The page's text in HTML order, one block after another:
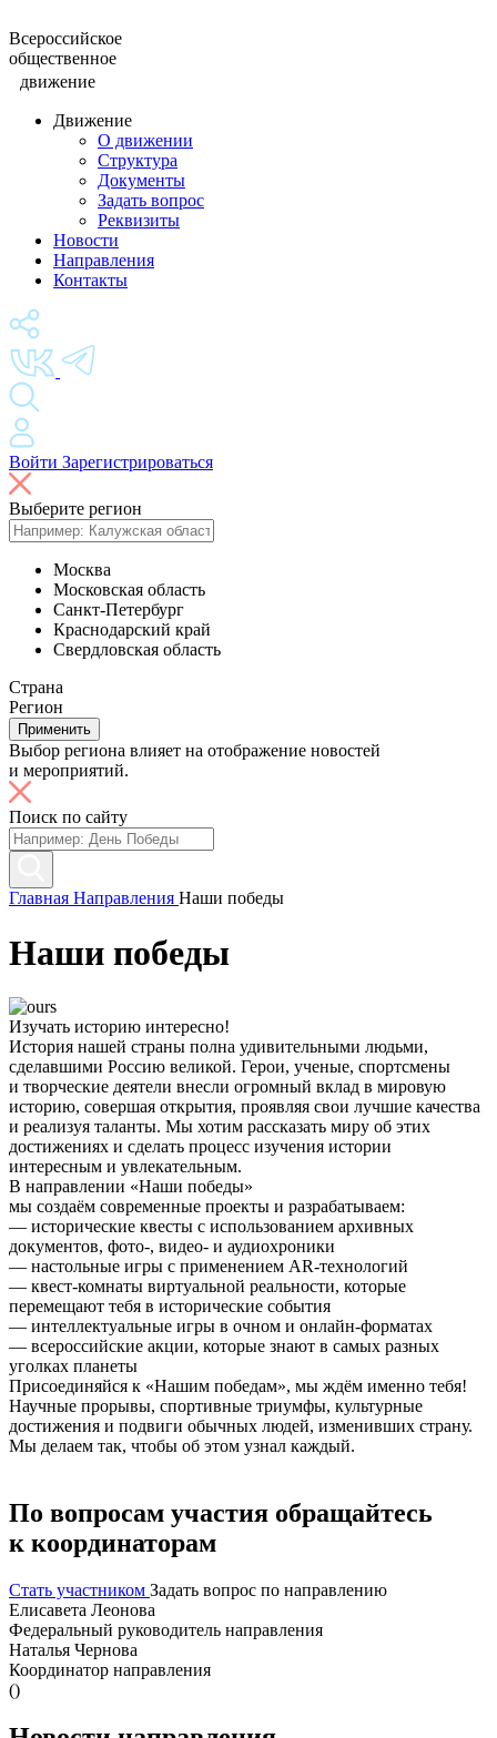
Всероссийское
общественное
движение
Движение
О движении
Структура
Документы
Задать вопрос
Реквизиты
Новости
Направления
Контакты
Войти Зарегистрироваться
Выберите регион
Москва
Московская область
Санкт-Петербург
Краснодарский край
Свердловская область
Страна
Регион
Применить
Выбор региона влияет на отображение новостей
и мероприятий.
Поиск по сайту
Главная Направления Наши победы
Наши победы
Изучать историю интересно!
История нашей страны полна удивительными людьми,
сделавшими Россию великой. Герои, ученые, спортсмены
и творческие деятели внесли огромный вклад в мировую
историю, совершая открытия, проявляя свои лучшие качества
и реализуя таланты. Мы хотим рассказать миру об этих
достижениях и сделать процесс изучения истории
интересным и увлекательным.
В направлении «Наши победы»
мы создаём современные проекты и разрабатываем:
— исторические квесты с использованием архивных
документов, фото-, видео- и аудиохроники
— настольные игры с применением AR-технологий
— квест-комнаты виртуальной реальности, которые
перемещают тебя в исторические события
— интеллектуальные игры в очном и онлайн-форматах
— всероссийские акции, которые знают в самых разных
уголках планеты
Присоединяйся к «Нашим победам», мы ждём именно тебя!
Научные прорывы, спортивные триумфы, культурные
достижения и подвиги обычных людей, изменивших страну.
Мы делаем так, чтобы об этом узнал каждый.
По вопросам участия обращайтесь
к координаторам
Стать участником Задать вопрос по направлению
Елисавета Леонова
Федеральный руководитель направления
Наталья Чернова
Координатор направления
()